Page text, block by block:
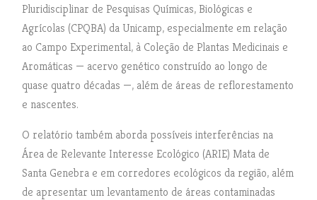
Pluridisciplinar de Pesquisas Químicas, Biológicas e
Agrícolas (CPQBA) da Unicamp, especialmente em relação
ao Campo Experimental, à Coleção de Plantas Medicinais e
Aromáticas — acervo genético construído ao longo de
quase quatro décadas —, além de áreas de reflorestamento
e nascentes.
O relatório também aborda possíveis interferências na
Área de Relevante Interesse Ecológico (ARIE) Mata de
Santa Genebra e em corredores ecológicos da região, além
de apresentar um levantamento de áreas contaminadas